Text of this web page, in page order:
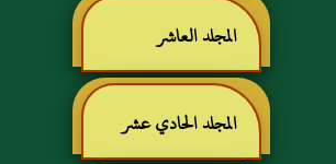
المجلد العاشر
المجلد الحادي عشر